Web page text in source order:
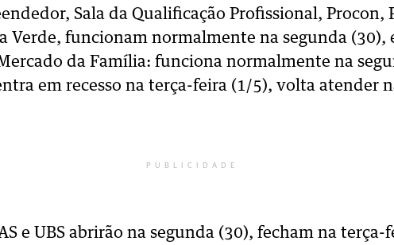
Sala da Qualificação Profissional, Procon,
Verde, funcionam normalmente na segunda (30),
da Família: funciona normalmente na
em recesso na terça-feira (1/5), volta atender
PUBLICIDADE
e UBS abrirão na segunda (30), fecham na terça-